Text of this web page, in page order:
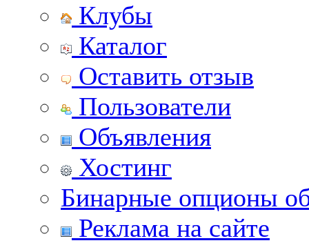
Клубы
Каталог
Оставить отзыв
Пользователи
Объявления
Хостинг
Бинарные опционы
Реклама на сайте